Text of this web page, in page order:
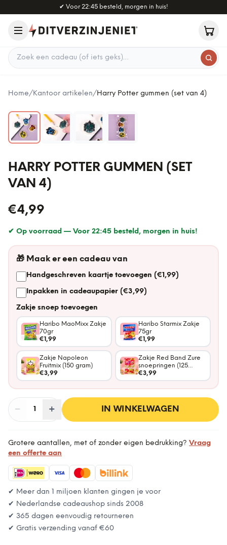
Naar hoofdinhoud
✔ Voor 22:45 besteld, morgen in huis!
Zoek een cadeau
Home/Kantoor artikelen/Harry Potter gummen (set van 4)
HARRY POTTER GUMMEN (SET
VAN 4)
€4,99
✔ Op voorraad — Voor 22:45 besteld, morgen in huis!
🎁 Maak er een cadeau van
Handgeschreven kaartje toevoegen (€1,99)
Inpakken in cadeaupapier (€3,99)
Zakje snoep toevoegen
Haribo MaoMixx Zakje
70gr
€1,99
Haribo Starmix Zakje
75gr
€1,99
Zakje Napoleon
Fruitmix (150 gram)
€3,99
Zakje Red Band Zure
snoepringen (125
gram)
€3,99
− Aantal
1 + IN WINKELWAGEN
Grotere aantallen, met of zonder eigen bedrukking? Vraag
een offerte aan
✔ Meer dan 1 miljoen klanten gingen je voor
✔ Nederlandse cadeaushop sinds 2008
✔ 365 dagen eenvoudig retourneren
✔ Gratis verzending vanaf €60